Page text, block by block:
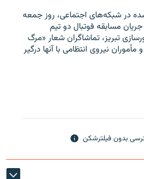
در شبکه‌های اجتماعی، روز جمعه
مسابقه فوتبال دو تیم
تبریز، تماشاگران شعار «مرگ
مأموران نیروی انتظامی با آنها درگیر
بدون فیلترشکن